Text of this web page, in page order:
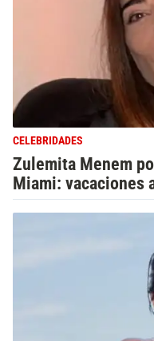
CELEBRIDADES
Zulemita Menem
Miami: vacaciones